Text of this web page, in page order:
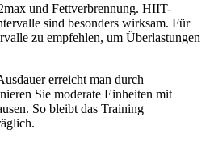
und Fettverbrennung. HIIT-
sind besonders wirksam. Für
zu empfehlen, um Überlastungen
erreicht man durch
Sie moderate Einheiten mit
So bleibt das Training